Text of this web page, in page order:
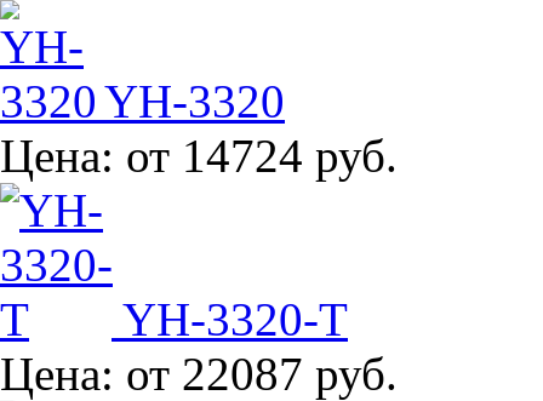
YH-3320
Цена: от 14724 руб.
YH-3320-T
Цена: от 22087 руб.